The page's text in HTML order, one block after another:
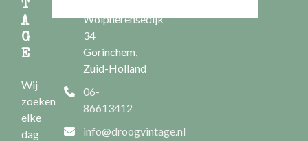
T
A
G
E
Wij
zoeken
elke
dag
Wolpherensedijk
34
Gorinchem,
Zuid-Holland
06-
86613412
info@droogvintage.nl